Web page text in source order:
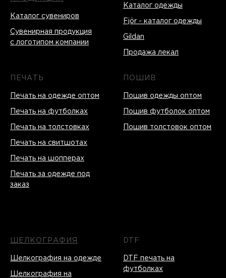
Каталог сувениров
Сувенирная продукция
с логотипом компании
Каталог одежды
Fjör - каталог одежды
Gildan
Продажа лекал
ПЕЧАТЬ
Печать на одежде оптом
Печать на футболках
Печать на толстовках
Печать на свитшотах
Печать на шопперах
Печать за одежде под
заказ
ПОШИВ
Пошив одежды оптом
Пошив футболок оптом
Пошив толстовок оптом
ШЕЛКОГРАФИЯ
Шелкография на одежде
Шелкография на
DTF
DTF печать на
футболках